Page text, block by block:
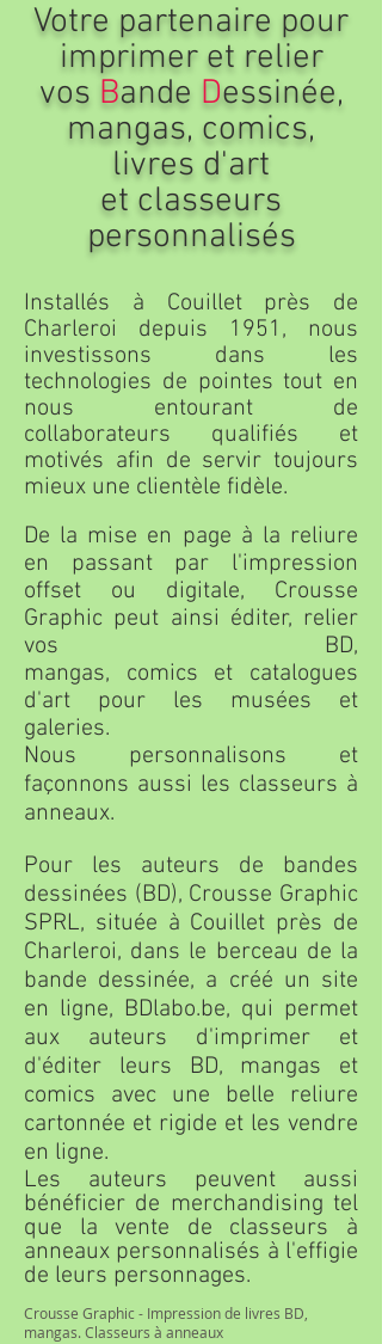
Votre partenaire pour
imprimer et relier
vos Bande Dessinée,
mangas, comics,
livres d'art
et classeurs
personnalisés
Installés à Couillet près de
Charleroi depuis 1951, nous
investissons dans les
technologies de pointes tout en
nous entourant de
collaborateurs qualifiés et
motivés afin de servir toujours
mieux une clientèle fidèle.
De la mise en page à la reliure
en passant par l'impression
offset ou digitale, Crousse
Graphic peut ainsi éditer, relier
vos BD,
mangas, comics et catalogues
d'art pour les musées et
galeries.
Nous personnalisons et
façonnons aussi les classeurs à
anneaux.
Pour les auteurs de bandes
dessinées (BD), Crousse Graphic
SPRL, située à Couillet près de
Charleroi, dans le berceau de la
bande dessinée, a créé un site
en ligne, BDlabo.be, qui permet
aux auteurs d'imprimer et
d'éditer leurs BD, mangas et
comics avec une belle reliure
cartonnée et rigide et les vendre
en ligne.
Les auteurs peuvent aussi
bénéficier de merchandising tel
que la vente de classeurs à
anneaux personnalisés à l'effigie
de leurs personnages.
Crousse Graphic - Impression de livres BD,
mangas. Classeurs à anneaux